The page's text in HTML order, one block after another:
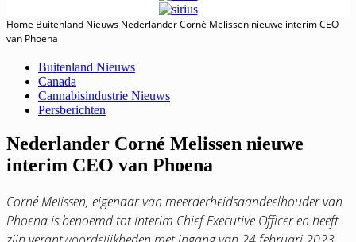
Home Buitenland Nieuws Nederlander Corné Melissen nieuwe interim CEO
van Phoena
Buitenland Nieuws
Canada
Cannabisindustrie Nieuws
Persberichten
Nederlander Corné Melissen nieuwe
interim CEO van Phoena
Corné Melissen, eigenaar van meerderheidsaandeelhouder van
Phoena is benoemd tot Interim Chief Executive Officer en heeft